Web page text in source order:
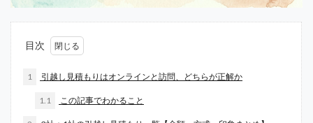
目次
1 引越し見積もりはオンラインと訪問、どちらが正解か
1.1 この記事でわかること